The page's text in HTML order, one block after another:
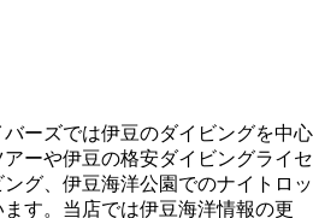
ーズでは伊豆のダイビングを中心
ーや伊豆の格安ダイビングライセ
グ、伊豆海洋公園でのナイトロッ
す。当店では伊豆海洋情報の更